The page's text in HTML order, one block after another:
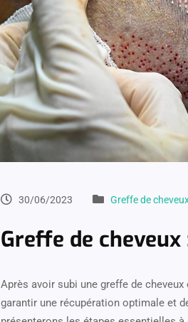
30/06/2023 Greffe de
Greffe de
Après avoir subi une greffe de
garantir une récupération optimale et